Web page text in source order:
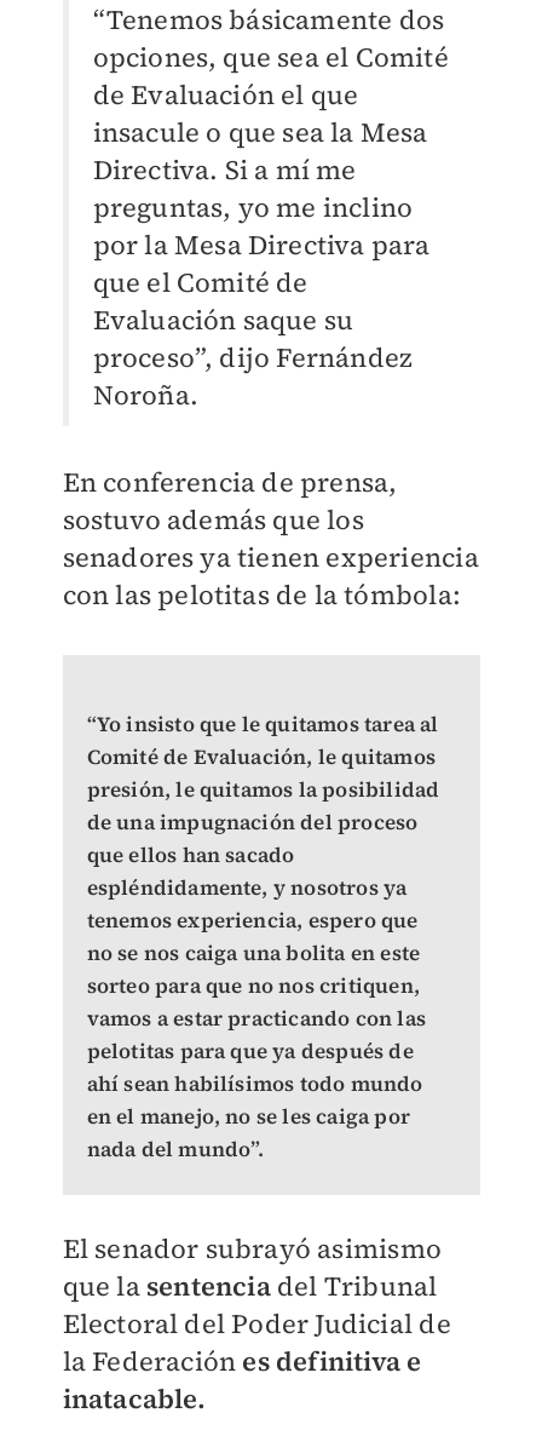
“Tenemos básicamente dos
opciones, que sea el Comité
de Evaluación el que
insacule o que sea la Mesa
Directiva. Si a mí me
preguntas, yo me inclino
por la Mesa Directiva para
que el Comité de
Evaluación saque su
proceso”, dijo Fernández
Noroña.
En conferencia de prensa,
sostuvo además que los
senadores ya tienen experiencia
con las pelotitas de la tómbola:
“Yo insisto que le quitamos tarea al
Comité de Evaluación, le quitamos
presión, le quitamos la posibilidad
de una impugnación del proceso
que ellos han sacado
espléndidamente, y nosotros ya
tenemos experiencia, espero que
no se nos caiga una bolita en este
sorteo para que no nos critiquen,
vamos a estar practicando con las
pelotitas para que ya después de
ahí sean habilísimos todo mundo
en el manejo, no se les caiga por
nada del mundo”.
El senador subrayó asimismo
que la sentencia del Tribunal
Electoral del Poder Judicial de
la Federación es definitiva e
inatacable.